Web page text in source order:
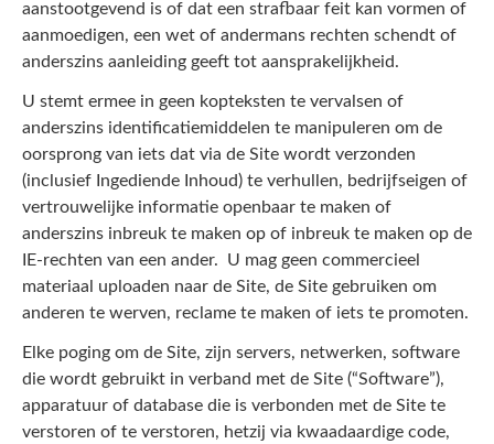
aanstootgevend is of dat een strafbaar feit kan vormen of
aanmoedigen, een wet of andermans rechten schendt of
anderszins aanleiding geeft tot aansprakelijkheid.
U stemt ermee in geen kopteksten te vervalsen of
anderszins identificatiemiddelen te manipuleren om de
oorsprong van iets dat via de Site wordt verzonden
(inclusief Ingediende Inhoud) te verhullen, bedrijfseigen of
vertrouwelijke informatie openbaar te maken of
anderszins inbreuk te maken op of inbreuk te maken op de
IE-rechten van een ander. U mag geen commercieel
materiaal uploaden naar de Site, de Site gebruiken om
anderen te werven, reclame te maken of iets te promoten.
Elke poging om de Site, zijn servers, netwerken, software
die wordt gebruikt in verband met de Site (“Software”),
apparatuur of database die is verbonden met de Site te
verstoren of te verstoren, hetzij via kwaadaardige code,